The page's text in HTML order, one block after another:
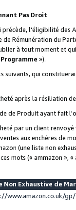
Pas Droit
l'éligibilité des
de Rémunération du
à tout moment et
»).
suivants, qui
après la résiliation
de Produit ayant fait
par un client
aux enchères de
(une liste non
mots (« ammazon »,
Non Exhaustive de
www.amazon.co.uk/